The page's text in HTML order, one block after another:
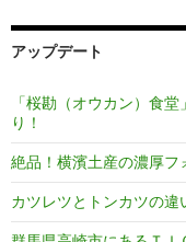
ョ
ン
アップデート
「桜勘（オウカン）食
り！
絶品！横濱土産の濃厚フ
カツレツとトンカツの違